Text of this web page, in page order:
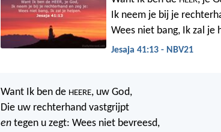
Ik neem je bij je
Wees niet bang, Ik zal je
Jesaja 41:13 - NBV21
Want Ik ben de HEERE, uw God,
Die uw rechterhand vastgrijpt
en tegen u zegt: Wees niet bevreesd,